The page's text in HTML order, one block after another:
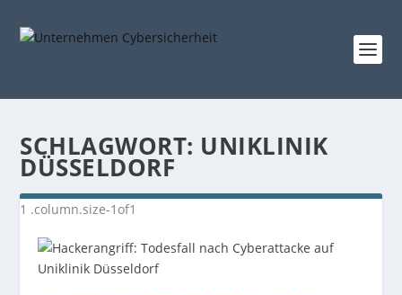
SCHLAGWORT: UNIKLINIK
DÜSSELDORF